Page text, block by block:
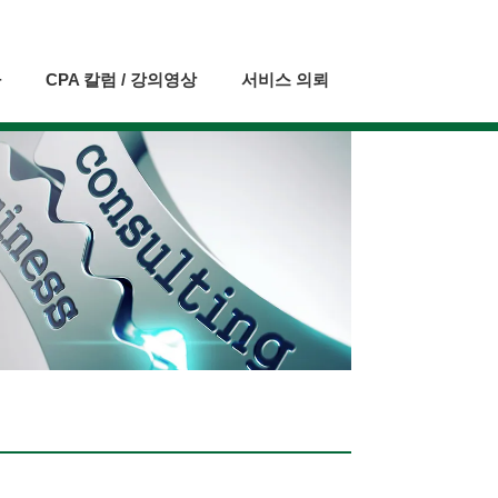
CPA 칼럼 / 강의영상 서비스 의뢰